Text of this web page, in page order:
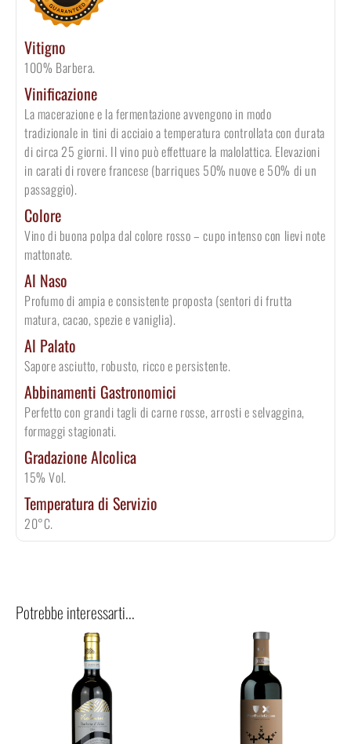
Vitigno
100% Barbera.
Vinificazione
La macerazione e la fermentazione avvengono in modo
tradizionale in tini di acciaio a temperatura controllata con durata
di circa 25 giorni. Il vino può effettuare la malolattica. Elevazioni
in carati di rovere francese (barriques 50% nuove e 50% di un
passaggio).
Colore
Vino di buona polpa dal colore rosso – cupo intenso con lievi note
mattonate.
Al Naso
Profumo di ampia e consistente proposta (sentori di frutta
matura, cacao, spezie e vaniglia).
Al Palato
Sapore asciutto, robusto, ricco e persistente.
Abbinamenti Gastronomici
Perfetto con grandi tagli di carne rosse, arrosti e selvaggina,
formaggi stagionati.
Gradazione Alcolica
15% Vol.
Temperatura di Servizio
20°C.
Potrebbe interessarti...